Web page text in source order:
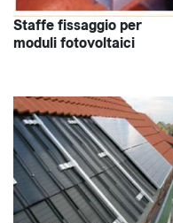
Staffe fissaggio per
moduli fotovoltaici